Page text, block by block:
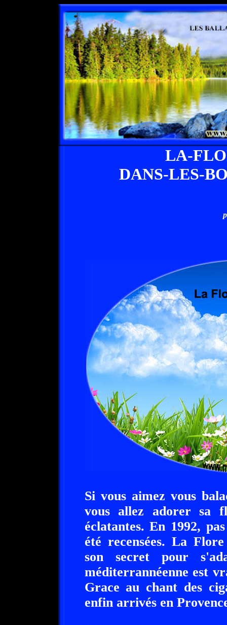
LA-
DANS-LES-
Si vous aimez vous
vous allez adorer sa
éclatantes. En 1992,
été recensées. La Flore
son secret pour
méditerrannéenne est
Grace au chant des
enfin arrivés en